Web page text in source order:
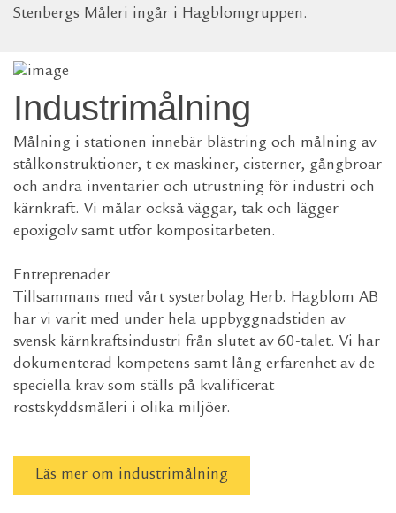
Stenbergs Måleri ingår i Hagblomgruppen.
Industrimålning
Målning i stationen innebär blästring och målning av
stålkonstruktioner, t ex maskiner, cisterner, gångbroar
och andra inventarier och utrustning för industri och
kärnkraft. Vi målar också väggar, tak och lägger
epoxigolv samt utför kompositarbeten.
Entreprenader
Tillsammans med vårt systerbolag Herb. Hagblom AB
har vi varit med under hela uppbyggnadstiden av
svensk kärnkraftsindustri från slutet av 60-talet. Vi har
dokumenterad kompetens samt lång erfarenhet av de
speciella krav som ställs på kvalificerat
rostskyddsmåleri i olika miljöer.
Läs mer om industrimålning